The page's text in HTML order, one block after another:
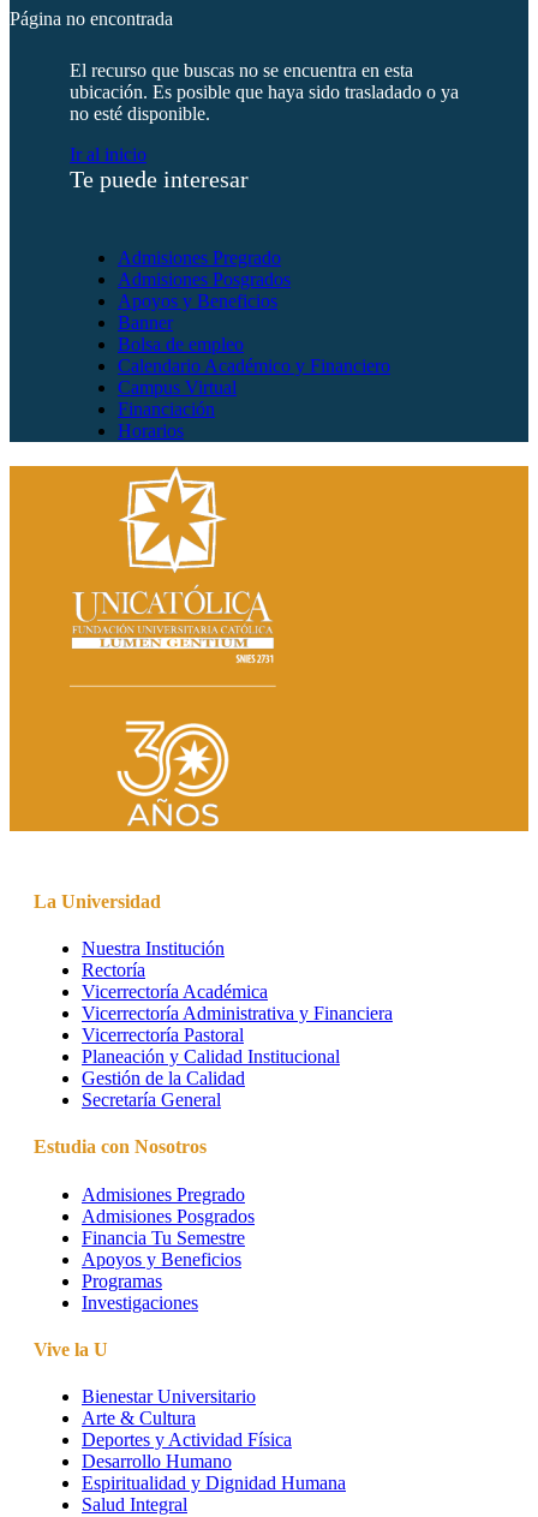
Página no encontrada
El recurso que buscas no se encuentra en esta
ubicación. Es posible que haya sido trasladado o ya
no esté disponible.
Ir al inicio
Te puede interesar
Admisiones Pregrado
Admisiones Posgrados
Apoyos y Beneficios
Banner
Bolsa de empleo
Calendario Académico y Financiero
Campus Virtual
Financiación
Horarios
La Universidad
Nuestra Institución
Rectoría
Vicerrectoría Académica
Vicerrectoría Administrativa y Financiera
Vicerrectoría Pastoral
Planeación y Calidad Institucional
Gestión de la Calidad
Secretaría General
Estudia con Nosotros
Admisiones Pregrado
Admisiones Posgrados
Financia Tu Semestre
Apoyos y Beneficios
Programas
Investigaciones
Vive la U
Bienestar Universitario
Arte & Cultura
Deportes y Actividad Física
Desarrollo Humano
Espiritualidad y Dignidad Humana
Salud Integral